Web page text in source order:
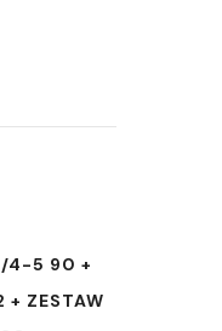
4-5 90 +
ZESTAW